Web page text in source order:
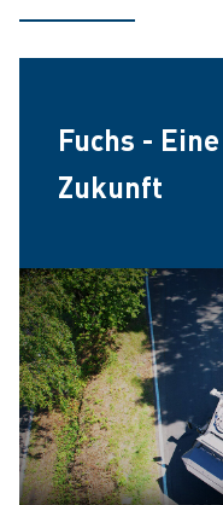
Fuchs -
Zukunft